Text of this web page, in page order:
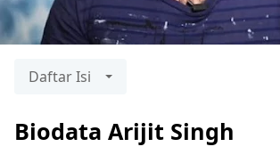
Daftar Isi
Biodata Arijit Singh